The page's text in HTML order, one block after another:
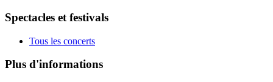
Spectacles et festivals
Tous les concerts
Plus d'informations